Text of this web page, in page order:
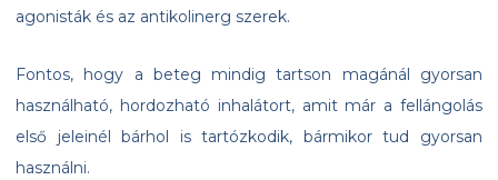
agonisták és az antikolinerg szerek.
Fontos, hogy a beteg mindig tartson magánál gyorsan
használható, hordozható inhalátort, amit már a fellángolás
első jeleinél bárhol is tartózkodik, bármikor tud gyorsan
használni.